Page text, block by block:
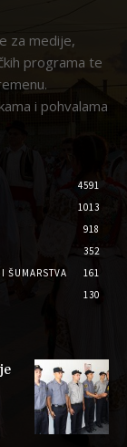
za medije,
programa te
i pohvalama
4591
1013
918
352
ŠUMARSTVA
161
130